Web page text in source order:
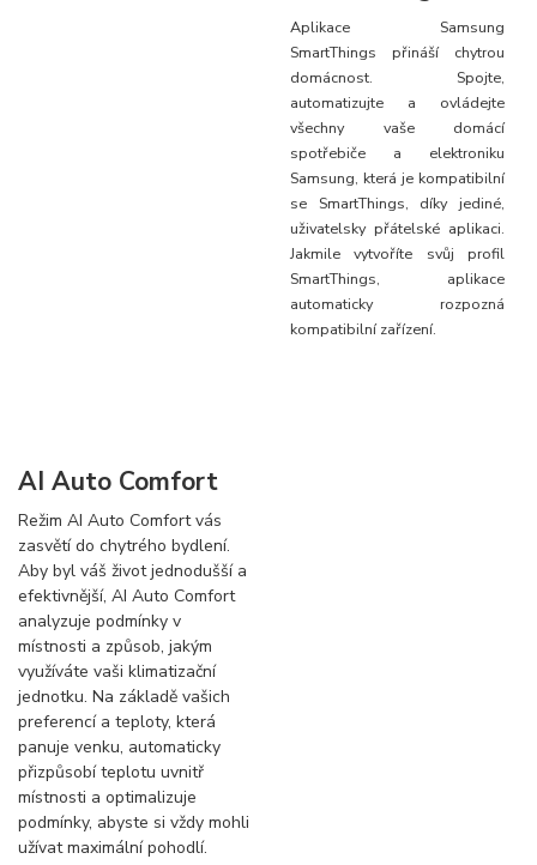
Aplikace Samsung
SmartThings přináší chytrou
domácnost. Spojte,
automatizujte a ovládejte
všechny vaše domácí
spotřebiče a elektroniku
Samsung, která je kompatibilní
se SmartThings, díky jediné,
uživatelsky přátelské aplikaci.
Jakmile vytvoříte svůj profil
SmartThings, aplikace
automaticky rozpozná
kompatibilní zařízení.
AI Auto Comfort
Režim AI Auto Comfort vás
zasvětí do chytrého bydlení.
Aby byl váš život jednodušší a
efektivnější, AI Auto Comfort
analyzuje podmínky v
místnosti a způsob, jakým
využíváte vaši klimatizační
jednotku. Na základě vašich
preferencí a teploty, která
panuje venku, automaticky
přizpůsobí teplotu uvnitř
místnosti a optimalizuje
podmínky, abyste si vždy mohli
užívat maximální pohodlí.